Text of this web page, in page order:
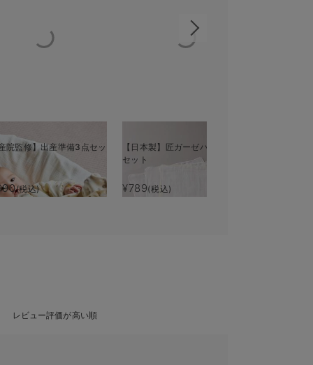
院監修】出産準備3点セッ
(税込)
【日本製】匠ガーゼハンカチ3枚
セット
¥789(税込)
レビュー評価が高い順